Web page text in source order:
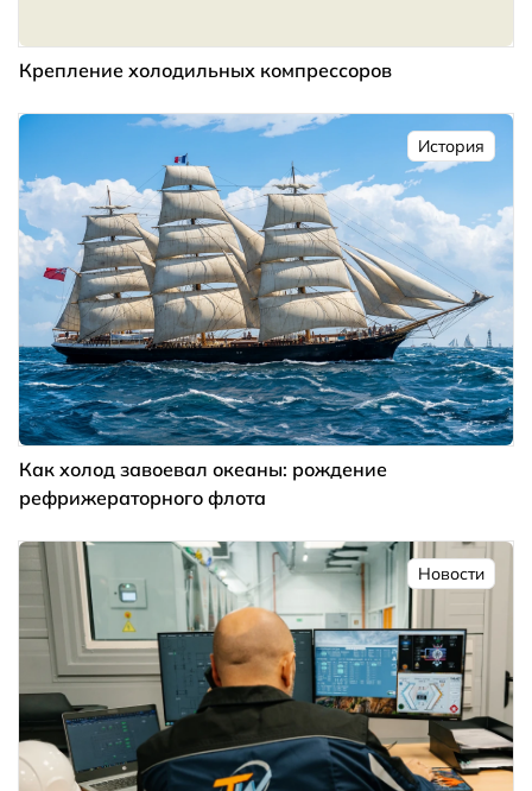
Крепление холодильных компрессоров
История
Как холод завоевал океаны: рождение
рефрижераторного флота
Новости